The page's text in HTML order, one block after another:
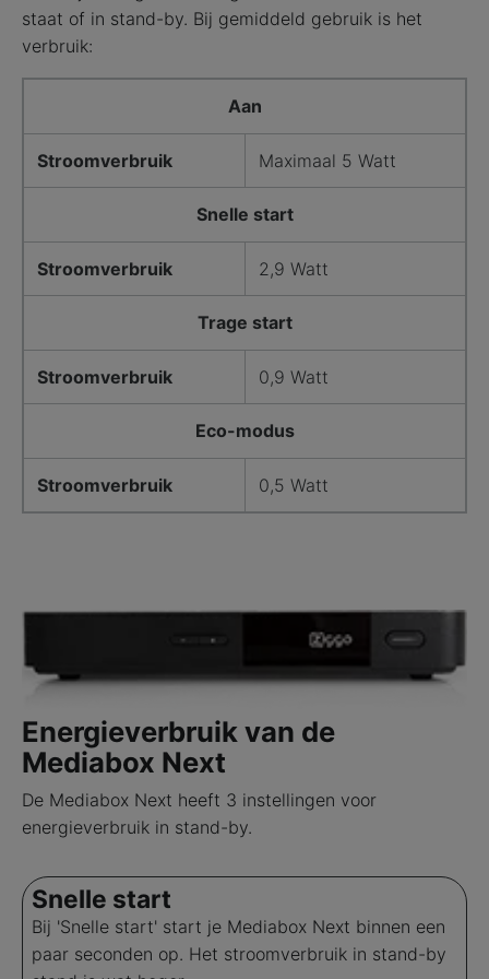
staat of in stand-by. Bij gemiddeld gebruik is het
verbruik:
Aan
Stroomverbruik Maximaal 5 Watt
Snelle start
Stroomverbruik 2,9 Watt
Trage start
Stroomverbruik 0,9 Watt
Eco-modus
Stroomverbruik 0,5 Watt
Energieverbruik van de
Mediabox Next
De Mediabox Next heeft 3 instellingen voor
energieverbruik in stand-by.
Snelle start
Bij 'Snelle start' start je Mediabox Next binnen een
paar seconden op. Het stroomverbruik in stand-by